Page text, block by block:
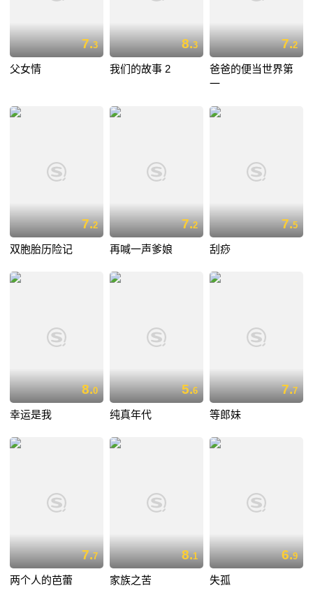
7.3
父女情
8.3
我们的故事 2
7.2
爸爸的便当世界第
一
7.2
双胞胎历险记
7.2
再喊一声爹娘
7.5
刮痧
8.0
幸运是我
5.6
纯真年代
7.7
等郎妹
7.7
两个人的芭蕾
8.1
家族之苦
6.9
失孤